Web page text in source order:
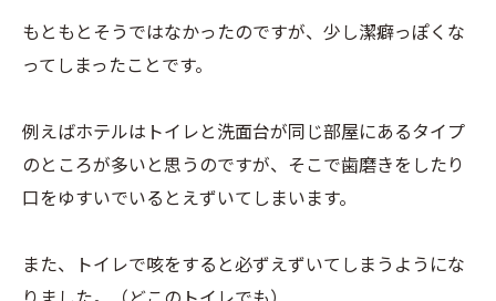
もともとそうではなかったのですが、少し潔癖っぽくな
ってしまったことです。
例えばホテルはトイレと洗面台が同じ部屋にあるタイプ
のところが多いと思うのですが、そこで歯磨きをしたり
口をゆすいでいるとえずいてしまいます。
また、トイレで咳をすると必ずえずいてしまうようにな